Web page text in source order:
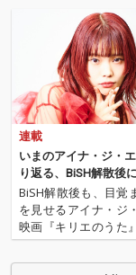
連載
いまのアイナ・ジ・
り返る、BiSH解散後
んだ軌跡
BiSH解散後も、目覚
を見せるアイナ・ジ
映画『キリエのうた
日本武道館でのワン
など、様々経験をし